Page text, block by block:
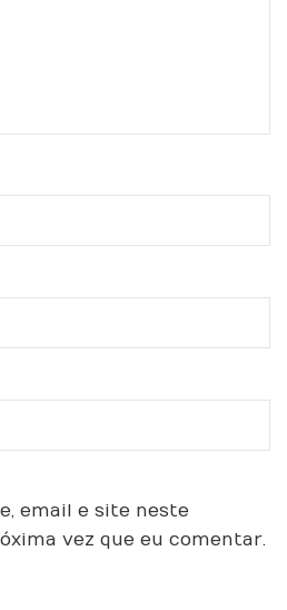
email e site neste
vez que eu comentar.